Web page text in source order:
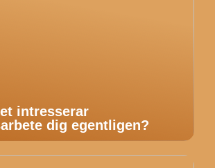
intresserar
dig egentligen?